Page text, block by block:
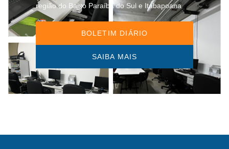
região do Baixo Paraíba do Sul e Itabapoana
BOLETIM DIÁRIO
SAIBA MAIS